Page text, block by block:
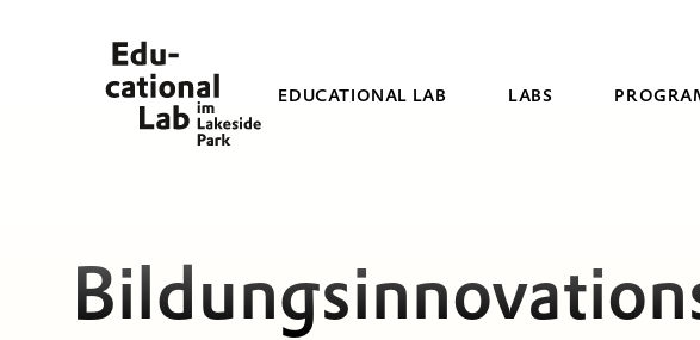
EDUCATIONAL LAB LABS